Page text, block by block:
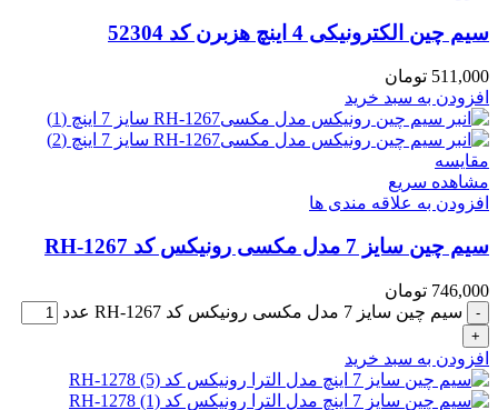
سیم چین الکترونیکی 4 اینچ هزبرن کد 52304
511,000 تومان
افزودن به سبد خرید
مقایسه
مشاهده سریع
افزودن به علاقه مندی ها
سیم چین سایز 7 مدل مکسی رونیکس کد RH-1267
746,000 تومان
سیم چین سایز 7 مدل مکسی رونیکس کد RH-1267 عدد
افزودن به سبد خرید